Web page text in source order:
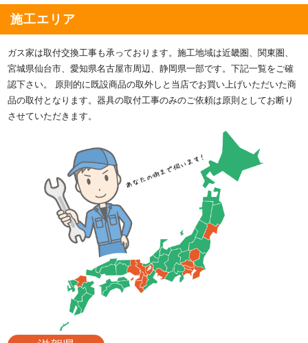
施工エリア
ガス家は取付交換工事も承っております。施工地域は近畿圏、関東圏、
宮城県仙台市、愛知県名古屋市周辺、静岡県一部です。下記一覧をご確
認下さい。 原則的に既設商品の取外しと当店でお買い上げいただいた商
品の取付となります。器具の取付工事のみのご依頼は原則としてお断り
させていただきます。